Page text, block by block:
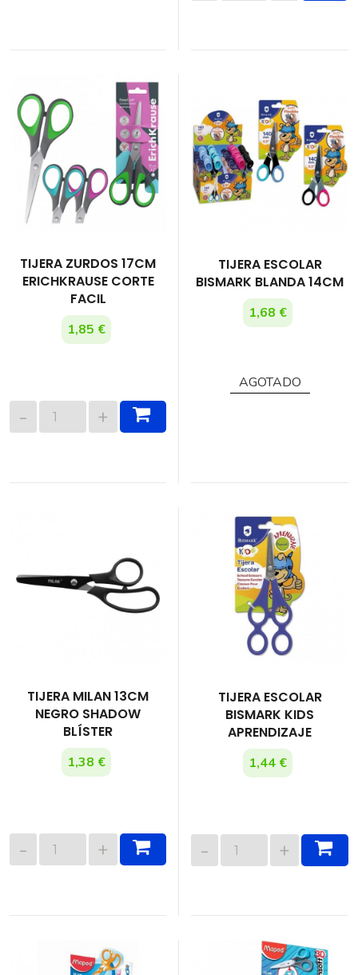
TIJERA ZURDOS 17CM
ERICHKRAUSE CORTE
FACIL
1,85 €
TIJERA ESCOLAR
BISMARK BLANDA 14CM
1,68 €
AGOTADO
TIJERA MILAN 13CM
NEGRO SHADOW
BLÍSTER
1,38 €
TIJERA ESCOLAR
BISMARK KIDS
APRENDIZAJE
1,44 €